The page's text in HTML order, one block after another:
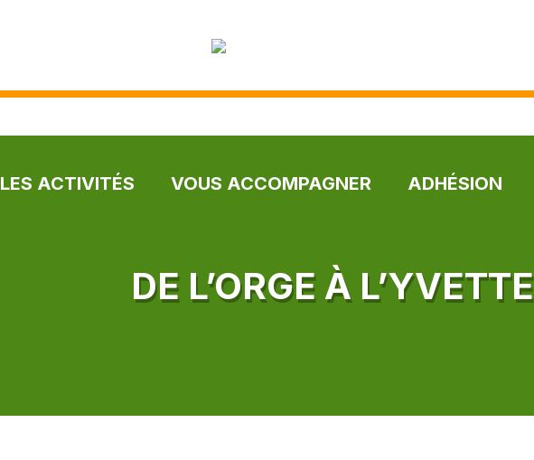
LES ACTIVITÉS VOUS ACCOMPAGNER ADHÉSION
DE L’ORGE À L’YVETTE